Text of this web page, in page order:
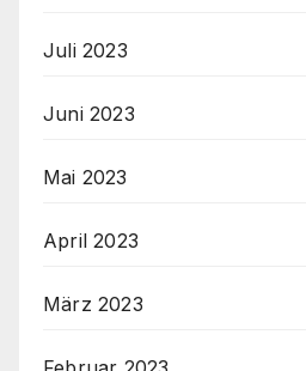
Juli 2023
Juni 2023
Mai 2023
April 2023
März 2023